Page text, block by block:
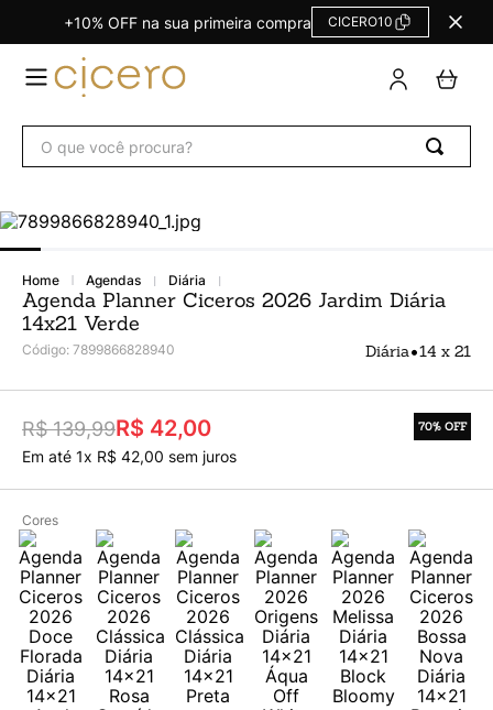
+10% OFF na sua primeira compra CICERO10
agendas diária
Agenda Planner Ciceros 2026 Jardim Diária
14x21 Verde
Código: 7899866828940 Diária•14 x 21
R$ 139,99R$ 42,00
Em até 1x R$ 42,00 sem juros
70% OFF
Cores
TERMOS
MAIS
Agendas Calendários
3ºFichário
Planner
Planner Permanente
Melissa
Caderneta
10ºArgolado